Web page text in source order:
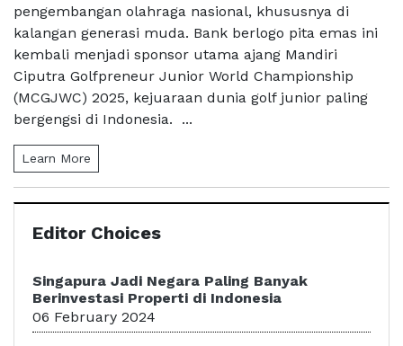
pengembangan olahraga nasional, khususnya di
kalangan generasi muda. Bank berlogo pita emas ini
kembali menjadi sponsor utama ajang Mandiri
Ciputra Golfpreneur Junior World Championship
(MCGJWC) 2025, kejuaraan dunia golf junior paling
bergengsi di Indonesia. ...
Learn More
Editor Choices
Singapura Jadi Negara Paling Banyak
Berinvestasi Properti di Indonesia
06 February 2024